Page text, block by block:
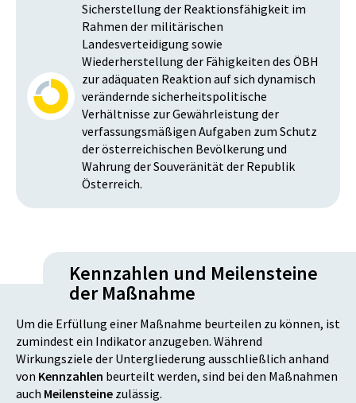
Sicherstellung der Reaktionsfähigkeit im
Rahmen der militärischen
Landesverteidigung sowie
Wiederherstellung der Fähigkeiten des ÖBH
zur adäquaten Reaktion auf sich dynamisch
verändernde sicherheitspolitische
Verhältnisse zur Gewährleistung der
verfassungsmäßigen Aufgaben zum Schutz
der österreichischen Bevölkerung und
Wahrung der Souveränität der Republik
Österreich.
Kennzahlen und Meilensteine
der Maßnahme
Um die Erfüllung einer Maßnahme beurteilen zu können, ist
zumindest ein Indikator anzugeben. Während
Wirkungsziele der Untergliederung ausschließlich anhand
von Kennzahlen beurteilt werden, sind bei den Maßnahmen
auch Meilensteine zulässig.